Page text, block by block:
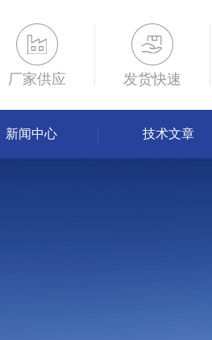
厂家供应 发货快速
新闻中心 技术文章